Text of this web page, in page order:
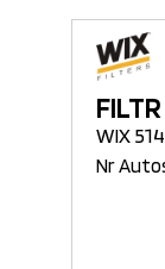
WIX
Nr